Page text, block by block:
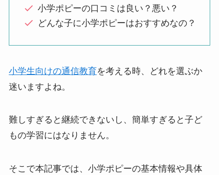
小学ポピーの口コミは良い？悪い？
どんな子に小学ポピーはおすすめなの？
小学生向けの通信教育を考える時、どれを選ぶか
迷いますよね。
難しすぎると継続できないし、簡単すぎると子ど
もの学習にはなりません。
そこで本記事では、小学ポピーの基本情報や具体